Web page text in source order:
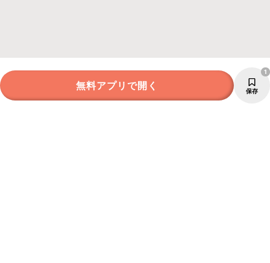
無料アプリで開く 保存
1